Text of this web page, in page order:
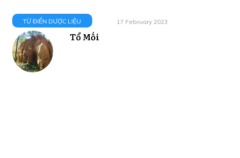
TỪ ĐIỂN DƯỢC LIỆU 17 February 2023
Tổ Mối